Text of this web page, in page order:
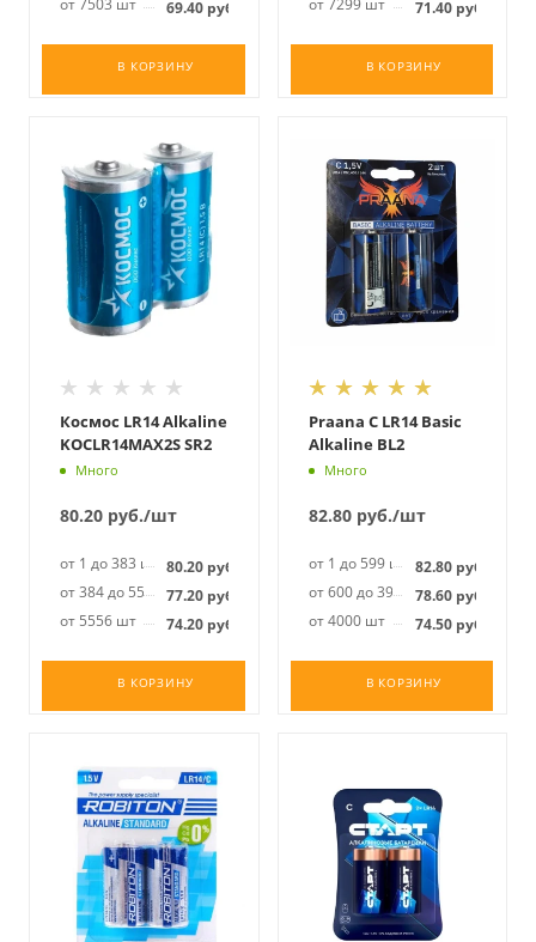
от 7503 шт 69.40 руб.
В КОРЗИНУ
от 7299 шт 71.40руб.
В КОРЗИНУ
Космос LR14 Alkaline
KOCLR14MAX2S SR2
Много
80.20 руб./шт
от 1 до 383 шт 80.20 руб.
от 384 до 5555 шт77.20 руб.
от 5556 шт
74.20 руб.
В КОРЗИНУ
Praana C LR14 Basic
Alkaline BL2
Много
82.80руб./шт
от 1 до 599 шт 82.80руб.
от 600 до 3999 шт78.60руб.
от 4000 шт
74.50руб.
В КОРЗИНУ